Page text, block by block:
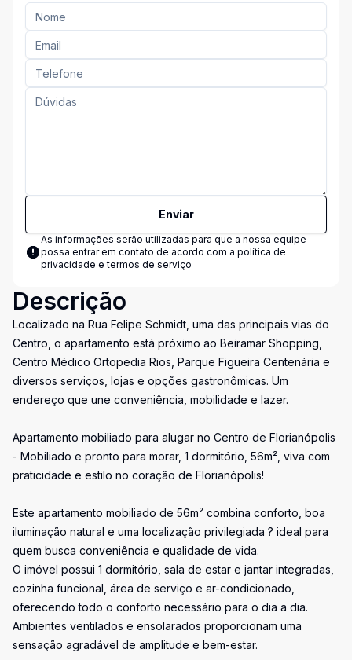
Enviar
As informações serão utilizadas para que a nossa equipe
possa entrar em contato de acordo com a política de
privacidade e termos de serviço
Descrição
Localizado na Rua Felipe Schmidt, uma das principais vias do
Centro, o apartamento está próximo ao Beiramar Shopping,
Centro Médico Ortopedia Rios, Parque Figueira Centenária e
diversos serviços, lojas e opções gastronômicas. Um
endereço que une conveniência, mobilidade e lazer.
Apartamento mobiliado para alugar no Centro de Florianópolis
- Mobiliado e pronto para morar, 1 dormitório, 56m², viva com
praticidade e estilo no coração de Florianópolis!
Este apartamento mobiliado de 56m² combina conforto, boa
iluminação natural e uma localização privilegiada ? ideal para
quem busca conveniência e qualidade de vida.
O imóvel possui 1 dormitório, sala de estar e jantar integradas,
cozinha funcional, área de serviço e ar-condicionado,
oferecendo todo o conforto necessário para o dia a dia.
Ambientes ventilados e ensolarados proporcionam uma
sensação agradável de amplitude e bem-estar.